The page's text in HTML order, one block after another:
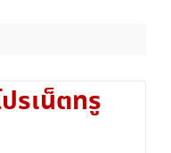
รเน็ตทรู